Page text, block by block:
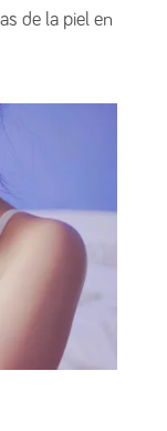
de la piel en